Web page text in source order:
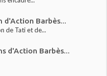
d'Action Barbès...
de Tati et de...
d'Action Barbès...